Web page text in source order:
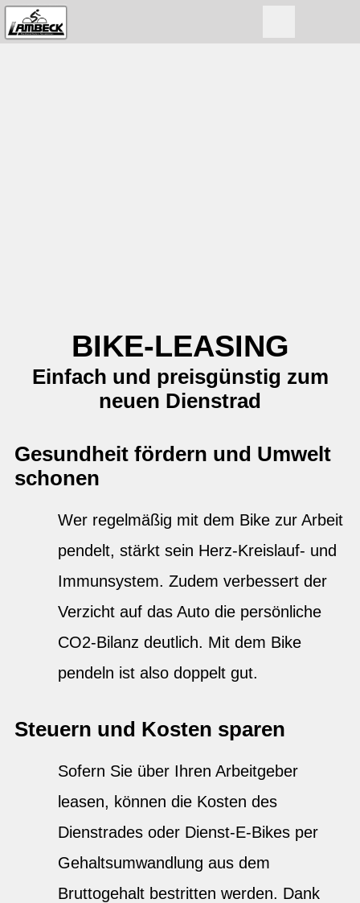
BIKE-LEASING
Einfach und preisgünstig zum
neuen Dienstrad
Gesundheit fördern und Umwelt
schonen
Wer regelmäßig mit dem Bike zur Arbeit
pendelt, stärkt sein Herz-Kreislauf- und
Immunsystem. Zudem verbessert der
Verzicht auf das Auto die persönliche
CO2-Bilanz deutlich. Mit dem Bike
pendeln ist also doppelt gut.
Steuern und Kosten sparen
Sofern Sie über Ihren Arbeitgeber
leasen, können die Kosten des
Dienstrades oder Dienst-E-Bikes per
Gehaltsumwandlung aus dem
Bruttogehalt bestritten werden. Dank